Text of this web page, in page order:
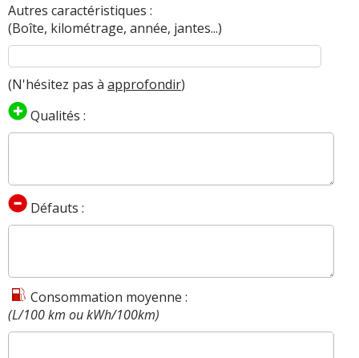
Autres caractéristiques :
(Boîte, kilométrage, année, jantes...)
(N'hésitez pas à approfondir)
Qualités :
Défauts :
Consommation moyenne :
(L/100 km ou kWh/100km)